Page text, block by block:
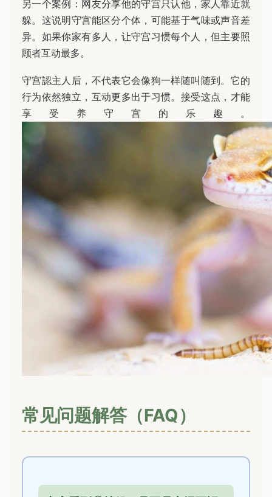
另一个案例：网友分享他的守宫只认他，家人靠近就
躲。这说明守宫能区分个体，可能基于气味或声音差
异。如果你家有多人，让守宫习惯每个人，但主要照
顾者互动最多。
守宫認主人后，不代表它会像狗一样随叫随到。它的
行为依然独立，互动更多出于习惯。接受这点，才能
享受养守宫的乐趣。
常见问题解答（FAQ）